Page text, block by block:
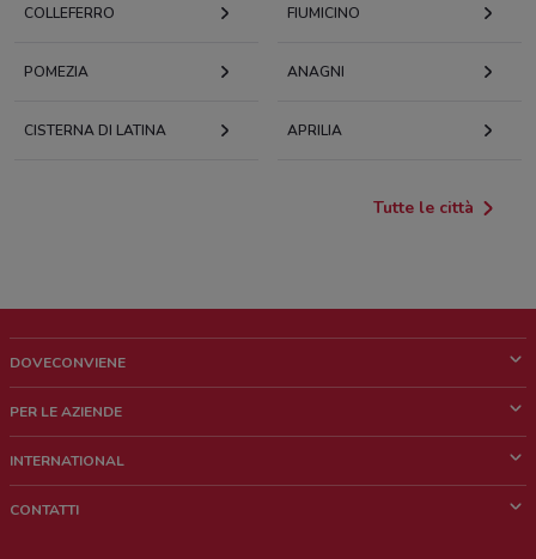
COLLEFERRO FIUMICINO
POMEZIA ANAGNI
CISTERNA DI LATINA APRILIA
Tutte le città
DOVECONVIENE
Chi siamo
Lavora con noi
PER LE AZIENDE
Richieste commerciali e marketing
INTERNATIONAL
CONTATTI